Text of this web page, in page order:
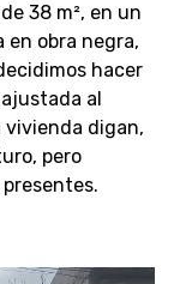
38 m², en un
en obra negra,
hacer
al
vivienda digan,
pero